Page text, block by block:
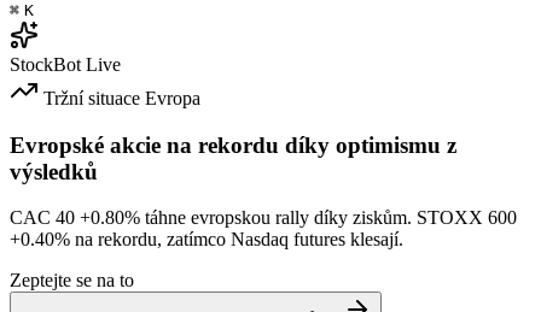
⌘ K
StockBot Live
Tržní situace Evropa
Evropské akcie na rekordu díky optimismu z
výsledků
CAC 40 +0.80% táhne evropskou rally díky ziskům. STOXX 600
+0.40% na rekordu, zatímco Nasdaq futures klesají.
Zeptejte se na to